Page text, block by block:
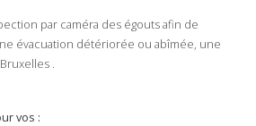
par caméra des égoutsafin de
évacuation détériorée ou abîmée, une
.
vos :